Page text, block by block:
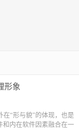
形象
“形与貌”的体现，也是
和内在软件因素融合在一